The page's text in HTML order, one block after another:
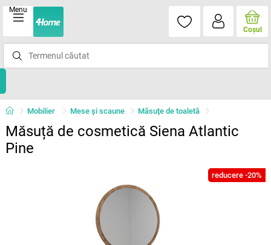
Menu
Coşul
Mobilier Mese şi scaune Măsuțe de toaletă
Măsuță de cosmetică Siena Atlantic
Pine
reducere -20%